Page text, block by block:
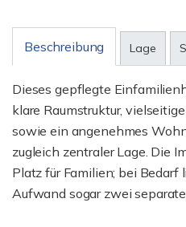
Beschreibung Lage
Dieses gepflegte
klare Raumstruktur,
sowie ein angenehmes
zugleich zentraler Lage. Die
Platz für Familien; bei
Aufwand sogar zwei